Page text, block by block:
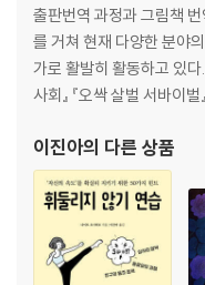
출판번역 과정과 그림책
를 거쳐 현재 다양한 분야
가로 활발히 활동하고 있다.
사회』 『오싹 살벌 서바이
이진아의 다른 상품